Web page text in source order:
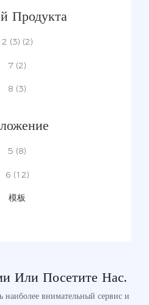
Продукта
Или Посетите Нас.
наиболее внимательный сервис и